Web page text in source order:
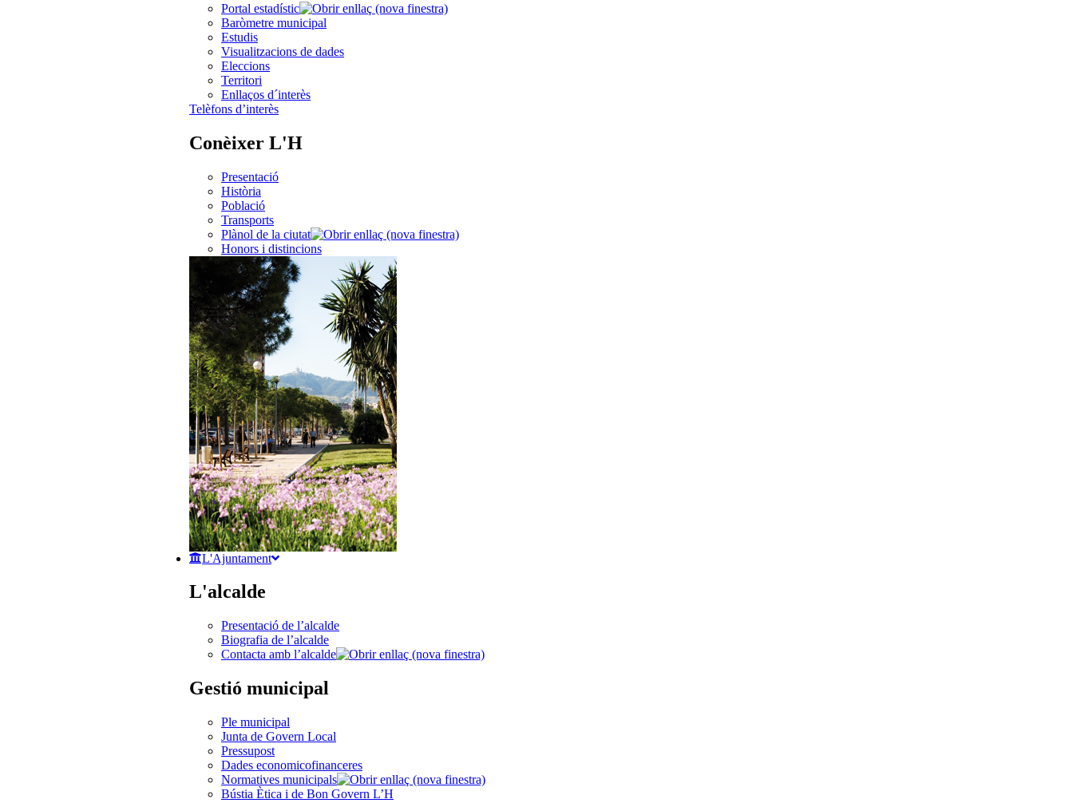
Portal estadístic
Baròmetre municipal
Estudis
Visualitzacions de dades
Eleccions
Territori
Enllaços d´interès
Telèfons d’interès
Conèixer L'H
Presentació
Història
Població
Transports
Plànol de la ciutat
Honors i distincions
L'Ajuntament
L'alcalde
Presentació de l’alcalde
Biografia de l’alcalde
Contacta amb l’alcalde
Gestió municipal
Ple municipal
Junta de Govern Local
Pressupost
Dades economicofinanceres
Normatives municipals
Bústia Ètica i de Bon Govern L’H